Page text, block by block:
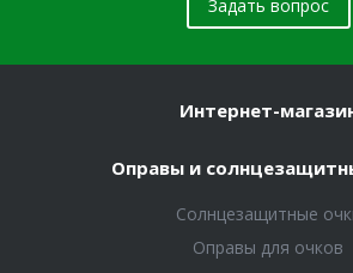
Задать вопрос
Интернет-
Оправы и
Солнцезащитные
Оправы для очков